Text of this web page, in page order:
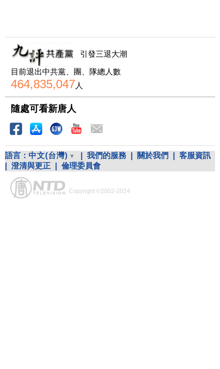
引發三退大潮
目前退出中共黨、團、隊總人數
464,835,047人
隨處可看新唐人
語言： 中文(台灣) 我們的服務 關於我們
客服資訊
澄清與更正 倫理委員會
Copyright ©2002-2024